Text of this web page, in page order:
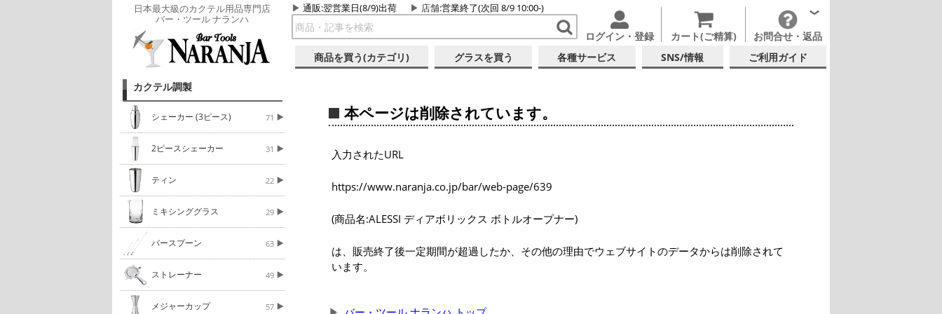
日本最大級のカクテル用品専門店
バー・ツール ナランハ
通販:翌営業日(8/9)出荷 店舗:営業終了(次回 8/9 10:00-)
ログイン・登録 カート(ご精算) お問合せ・返品
商品を買う(カテゴリ) グラスを買う 各種サービス SNS/情報 ご利用ガイド
カクテル調製
シェーカー (3ピース) 71
2ピースシェーカー 31
ティン 22
ミキシンググラス 29
バースプーン 63
ストレーナー 49
メジャーカップ 57
本ページは削除されています。
入力されたURL
https://www.naranja.co.jp/bar/web-page/639
(商品名:ALESSI ディアボリックス ボトルオープナー)
は、販売終了後一定期間が超過したか、その他の理由でウェブサイトのデータからは削除されて
います。